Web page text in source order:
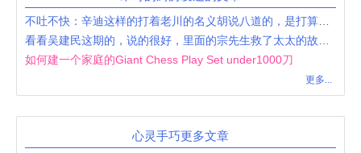
如何建一个家庭的Giant Chess Play Set under1000刀
更多...
心灵手巧更多文章